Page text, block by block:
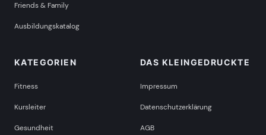
Friends & Family
Ausbildungskatalog
KATEGORIEN
Fitness
Kursleiter
Gesundheit
DAS KLEINGEDRUCKTE
Impressum
Datenschutzerklärung
AGB